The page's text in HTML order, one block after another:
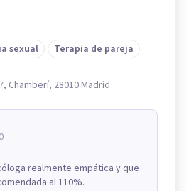
sexual Terapia de pareja
Chamberí, 28010 Madrid
realmente empática y que
al 110%.